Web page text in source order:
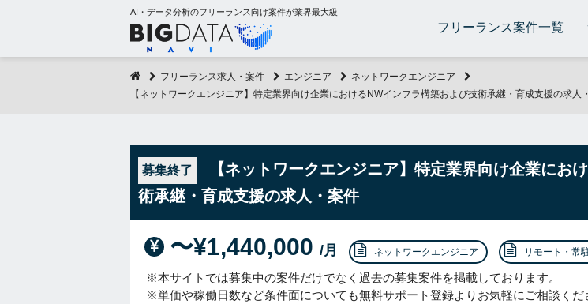
AI・データ分析のフリーランス向け案件が業界最大級
フリーランス案件一覧
フリーランス求人・案件 エンジニア
ネットワークエンジニア
【ネットワークエンジニア】特定業界向け企業におけるNWインフラ構築および技術承継・育成支援の求人
募集終了
【ネットワークエンジニア】特定業界向け企業にお
術承継・育成支援の求人・案件
〜¥1,440,000 /月 ネットワークエンジニア リモート・常
※本サイトでは募集中の案件だけでなく過去の募集案件を掲載しております。
※単価や稼働日数など条件面についても無料サポート登録よりお気軽にご相談くだ